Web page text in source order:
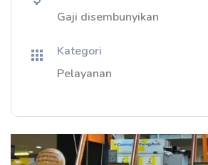
Gaji disembunyikan
Kategori
Pelayanan